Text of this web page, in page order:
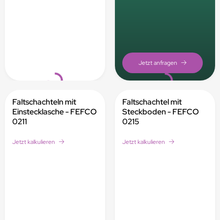
Loading... Loading...
Faltschachteln mit
Einstecklasche - FEFCO
0211
Jetzt kalkulieren
Faltschachtel mit
Steckboden - FEFCO
0215
Jetzt kalkulieren